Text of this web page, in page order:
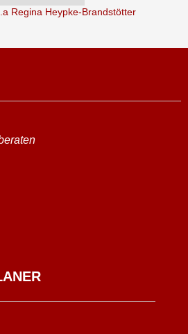
Regina Heypke-Brandstötter